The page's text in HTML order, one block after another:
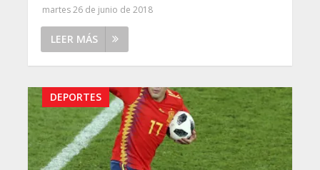
martes 26 de junio de 2018
LEER MÁS
DEPORTES